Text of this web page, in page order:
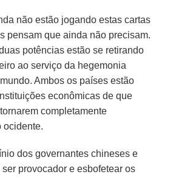
não estão jogando estas cartas
pensam que ainda não precisam.
potências estão se retirando
ao serviço da hegemonia
Ambos os países estão
econômicas de que
completamente
ocidente.
dos governantes chineses e
provocador e esbofetear os